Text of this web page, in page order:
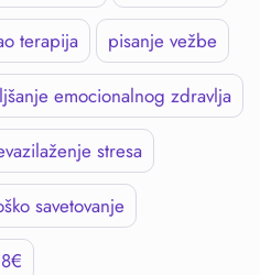
terapija pisanje vežbe
emocionalnog zdravlja
stresa
savetovanje